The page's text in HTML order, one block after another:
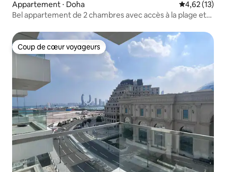
Appartement ⋅ Doha Évaluation
4,62 (13)
Bel appartement de 2 chambres avec accès à la plage et
Coup de cœur voyageurs
Coup de cœur voyageurs